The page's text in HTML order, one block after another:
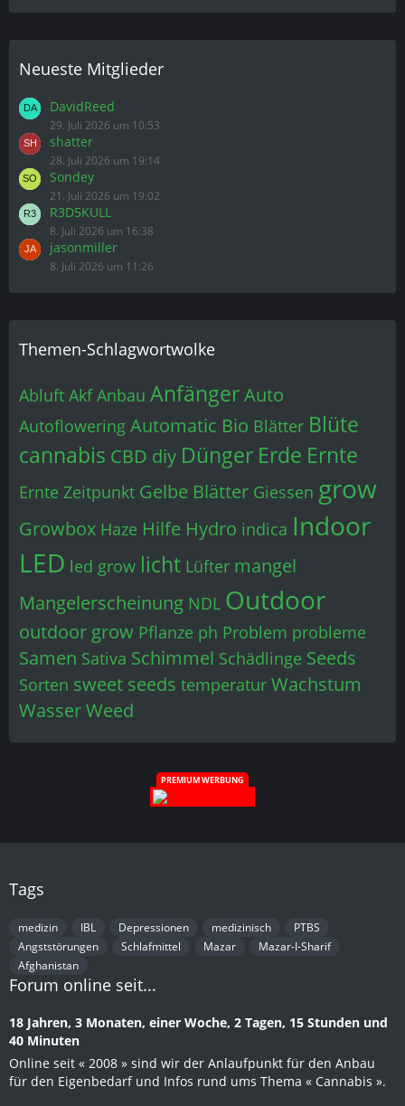
Neueste Mitglieder
DavidReed
29. Juli 2026 um 10:53
shatter
28. Juli 2026 um 19:14
Sondey
21. Juli 2026 um 19:02
R3D5KULL
8. Juli 2026 um 16:38
jasonmiller
8. Juli 2026 um 11:26
Themen-Schlagwortwolke
Abluft Akf Anbau AnfängerAuto
Autoflowering Automatic Bio Blätter Blüte
cannabis CBD diy Dünger Erde Ernte
Ernte Zeitpunkt Gelbe Blätter Giessen grow
Growbox Haze Hilfe Hydro indica Indoor
LED led grow licht Lüfter mangel
Mangelerscheinung NDL Outdoor
outdoor grow Pflanze ph Problem probleme
Samen Sativa Schimmel Schädlinge Seeds
Sorten sweet seeds temperatur Wachstum
WasserWeed
PREMIUM WERBUNG
Tags
medizin IBL Depressionen medizinisch
PTBS
Angststörungen
Schlafmittel Mazar
Mazar-I-Sharif
Afghanistan
Forum online seit...
18 Jahren, 3 Monaten, einer Woche, 2 Tagen, 15 Stunden und
40 Minuten
Online seit « 2008 » sind wir der Anlaufpunkt für den Anbau
für den Eigenbedarf und Infos rund ums Thema « Cannabis ».